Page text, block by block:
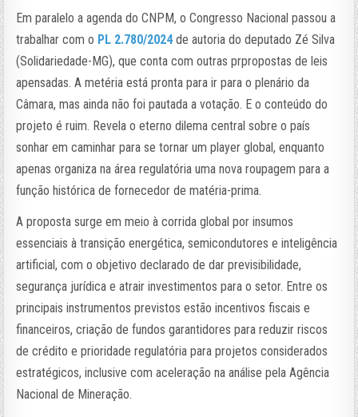
Em paralelo a agenda do CNPM, o Congresso Nacional passou a
trabalhar com o PL 2.780/2024de autoria do deputado Zé Silva
(Solidariedade-MG), que conta com outras prpropostas de leis
apensadas. A metéria está pronta para ir para o plenário da
Câmara, mas ainda não foi pautada a votação. E o conteúdo do
projeto é ruim. Revela o eterno dilema central sobre o país
sonhar em caminhar para se tornar um player global, enquanto
apenas organiza na área regulatória uma nova roupagem para a
função histórica de fornecedor de matéria-prima.
A proposta surge em meio à corrida global por insumos
essenciais à transição energética, semicondutores e inteligência
artificial, com o objetivo declarado de dar previsibilidade,
segurança jurídica e atrair investimentos para o setor. Entre os
principais instrumentos previstos estão incentivos fiscais e
financeiros, criação de fundos garantidores para reduzir riscos
de crédito e prioridade regulatória para projetos considerados
estratégicos, inclusive com aceleração na análise pela Agência
Nacional de Mineração.